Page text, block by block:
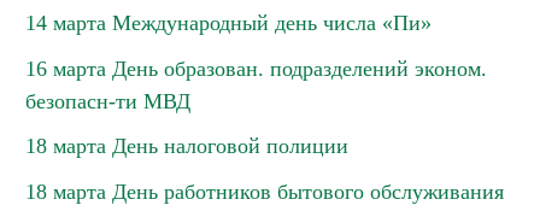
14 марта Международный день числа «Пи»
16 марта День образован. подразделений эконом.
безопасн-ти МВД
18 марта День налоговой полиции
18 марта День работников бытового обслуживания